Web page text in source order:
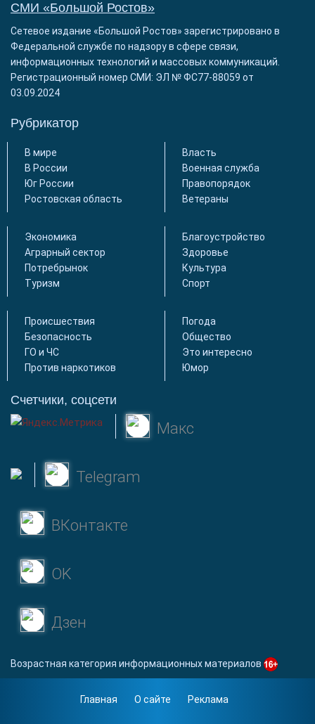
СМИ «Большой Ростов»
Сетевое издание «Большой Ростов» зарегистрировано в
Федеральной службе по надзору в сфере связи,
информационных технологий и массовых коммуникаций.
Регистрационный номер СМИ: ЭЛ № ФС77-88059 от
03.09.2024
Рубрикатор
В мире
В России
Юг России
Ростовская область
Власть
Военная служба
Правопорядок
Ветераны
Экономика
Аграрный сектор
Потребрынок
Туризм
Благоустройство
Здоровье
Культура
Спорт
Происшествия
Безопасность
ГО и ЧС
Против наркотиков
Погода
Общество
Это интересно
Юмор
Счетчики, соцсети
Макс
Telegram
ВКонтакте
OK
Дзен
Возрастная категория информационных материалов
Главная О сайте Реклама